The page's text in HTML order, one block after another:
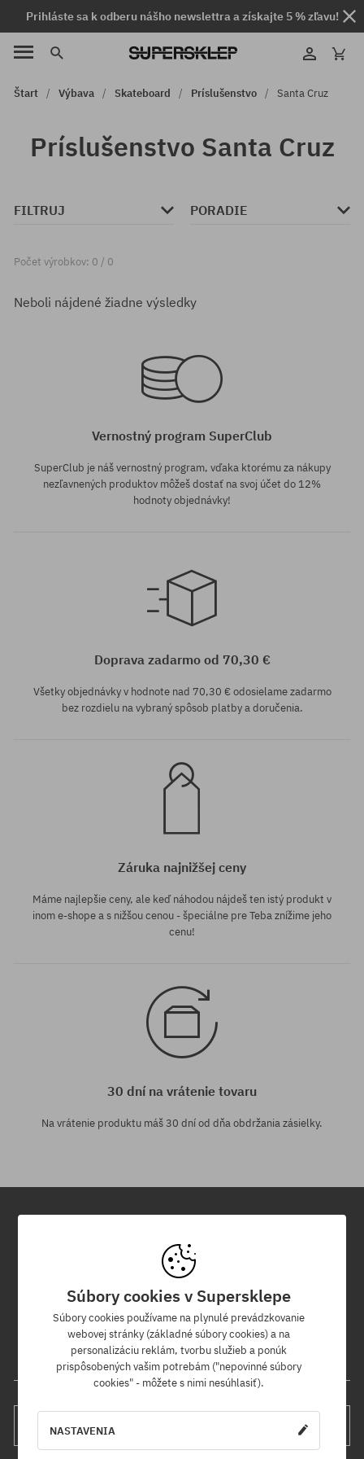
Prihláste sa k odberu nášho newslettra a získajte 5 % zľavu!
Štart Výbava Skateboard Príslušenstvo Santa Cruz
Príslušenstvo Santa Cruz
FILTRUJ PORADIE
Počet výrobkov: 0 / 0
Neboli nájdené žiadne výsledky
Vernostný program SuperClub
SuperClub je náš vernostný program, vďaka ktorému za nákupy
nezľavnených produktov môžeš dostať na svoj účet do 12%
hodnoty objednávky!
Doprava zadarmo od 70,30 €
Všetky objednávky v hodnote nad 70,30 € odosielame zadarmo
bez rozdielu na vybraný spôsob platby a doručenia.
Záruka najnižšej ceny
Máme najlepšie ceny, ale keď náhodou nájdeš ten istý produkt v
inom e-shope a s nižšou cenou - špeciálne pre Teba znížime jeho
cenu!
30 dní na vrátenie tovaru
Na vrátenie produktu máš 30 dní od dňa obdržania zásielky.
Newsletter
Prihláste sa na odber nášho newsletteru a ako prvý sa dozviete o
nových produktoch a propagačných akciách!
Navyše získaš zľavový kód -5 % na celú objednávku!
Tvoja e-mailová adresa
Súbory cookies v Supersklepe
Súbory cookies používame na plynulé prevádzkovanie
webovej stránky (základné súbory cookies) a na
personalizáciu reklám, tvorbu služieb a ponúk
prispôsobených vašim potrebám ("nepovinné súbory
cookies" - môžete s nimi nesúhlasiť).
NASTAVENIA